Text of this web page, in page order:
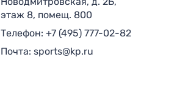
этаж 8, помещ. 800
Телефон: +7 (495) 777-02-82
Почта: sports@kp.ru